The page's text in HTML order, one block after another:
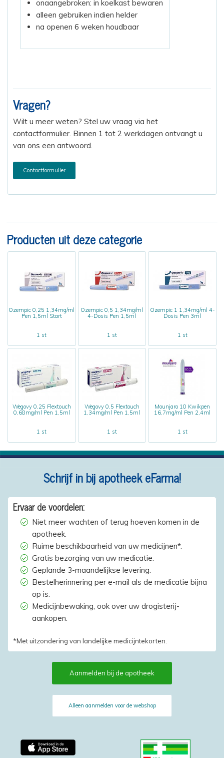
onaangebroken: in koelkast bewaren
alleen gebruiken indien helder
na openen 6 weken houdbaar
Vragen?
Wilt u meer weten? Stel uw vraag via het
contactformulier. Binnen 1 tot 2 werkdagen ontvangt u
van ons een antwoord.
Contactformulier
Producten uit deze categorie
Ozempic 0,25 1,34mg/ml
Pen 1,5ml Start
1 st
Ozempic 0,5 1,34mg/ml
4-Dosis Pen 1,5ml
1 st
Ozempic 1 1,34mg/ml 4-
Dosis Pen 3ml
1 st
Wegovy 0,25 Flextouch
0,68mg/ml Pen 1,5ml
1 st
Wegovy 0,5 Flextouch
1,34mg/ml Pen 1,5ml
1 st
Mounjaro 10 Kwikpen
16,7mg/ml Pen 2,4ml
1 st
Schrijf in bij apotheek eFarma!
Ervaar de voordelen:
Niet meer wachten of terug hoeven komen in de
apotheek.
Ruime beschikbaarheid van uw medicijnen*.
Gratis bezorging van uw medicatie.
Geplande 3-maandelijkse levering.
Bestelherinnering per e-mail als de medicatie bijna
op is.
Medicijnbewaking, ook over uw drogisterij-
aankopen.
*Met uitzondering van landelijke medicijntekorten.
Aanmelden bij de apotheek
Alleen aanmelden voor de webshop